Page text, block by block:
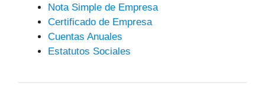
Nota Simple de Empresa
Certificado de Empresa
Cuentas Anuales
Estatutos Sociales